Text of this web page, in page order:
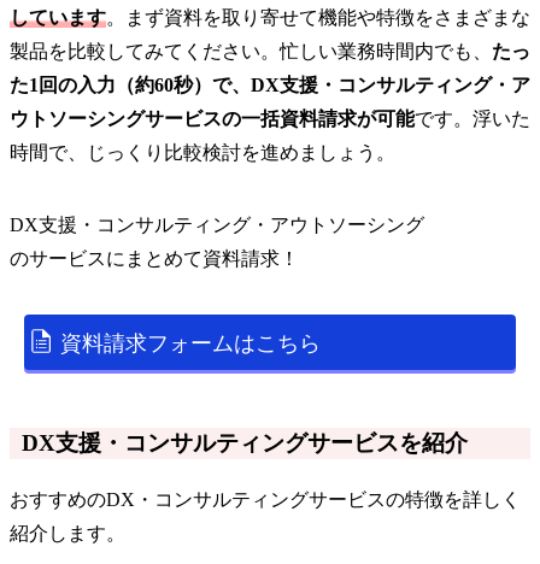
しています。まず資料を取り寄せて機能や特徴をさまざまな
製品を比較してみてください。忙しい業務時間内でも、 たっ
た1回の入力（約60秒）で、DX支援・コンサルティング・ア
ウトソーシングサービスの一括資料請求が可能です。浮いた
時間で、じっくり比較検討を進めましょう。
DX支援・コンサルティング・アウトソーシング
のサービスにまとめて資料請求！
資料請求フォームはこちら
DX支援・コンサルティングサービスを紹介
おすすめのDX・コンサルティングサービスの特徴を詳しく
紹介します。